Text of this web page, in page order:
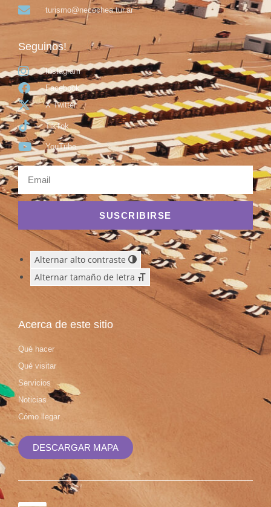
turismo@necochea.tur.ar
Seguinos!
Instagram
Facebook
X Twitter
TikTok
YouTube
SUSCRIBIRSE
Alternar alto contraste
Alternar tamaño de letra
Acerca de este sitio
Qué hacer
Qué visitar
Servicios
Noticias
Cómo llegar
DESCARGAR MAPA